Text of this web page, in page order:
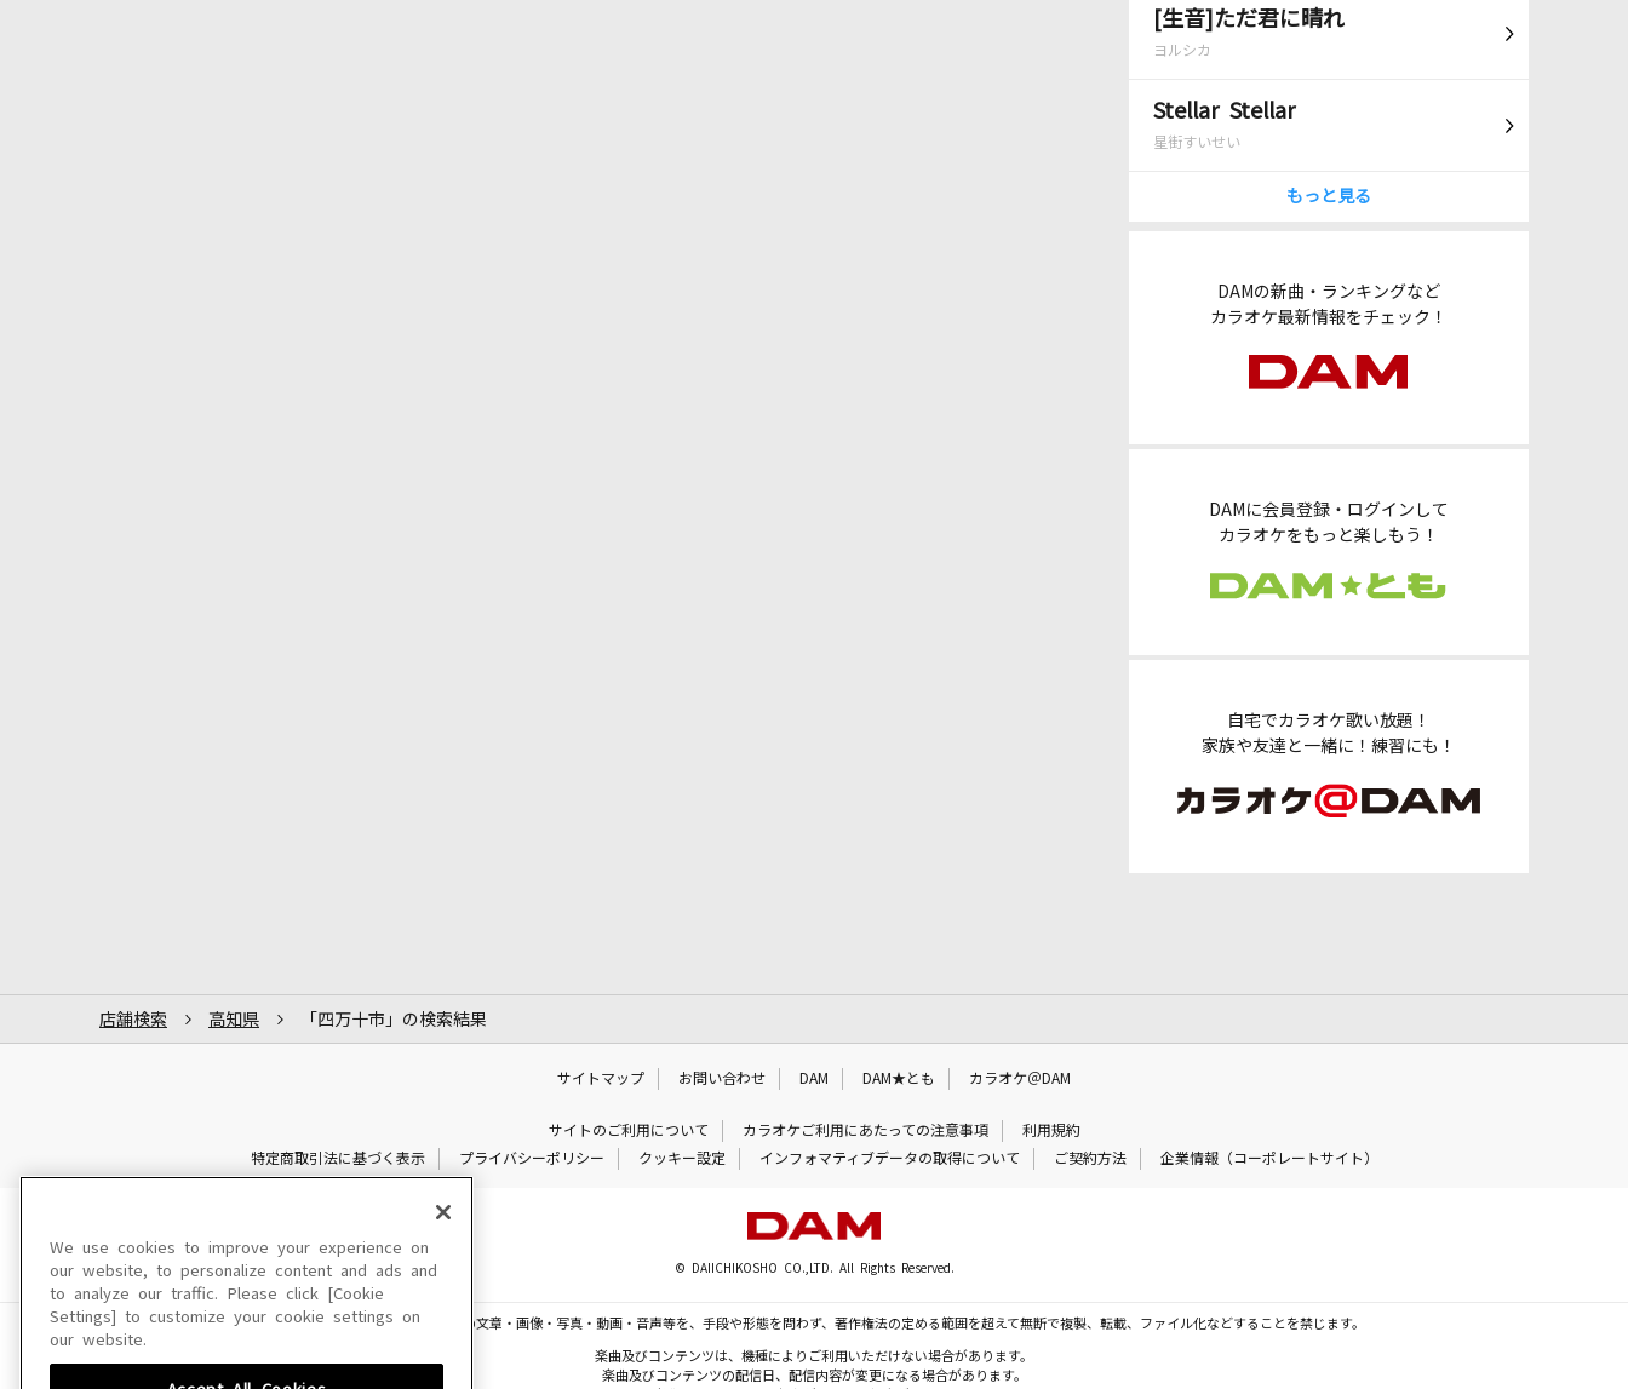
[生音]ただ君に晴れ
ヨルシカ
Stellar Stellar
星街すいせい
もっと見る
DAMの新曲・ランキングなど
カラオケ最新情報をチェック！
DAMに会員登録・ログインして
カラオケをもっと楽しもう！
自宅でカラオケ歌い放題！
家族や友達と一緒に！練習にも！
店舗検索 高知県 「四万十市」の検索結果
サイトマップ お問い合わせ DAM DAM★とも カラオケ＠DAM
サイトのご利用について カラオケご利用にあたっての注意事項
利用規約
特定商取引法に基づく表示
プライバシーポリシー クッキー設定 インフォマティブデータの取得について ご契約方法 企業情報（コーポレートサイト）
© DAIICHIKOSHO CO.,LTD. All Rights Reserved.
このサイトに掲載されている一切の文章・画像・写真・動画・音声等を、手段や形態を問わず、著作権法の定める範囲を超えて無断で複製、転載、ファイル化などすることを禁じます。
楽曲及びコンテンツは、機種によりご利用いただけない場合があります。
楽曲及びコンテンツの配信日、配信内容が変更になる場合があります。
We use cookies to improve your experience on
our website, to personalize content and ads and
to analyze our traffic. Please click [Cookie
Settings] to customize your cookie settings on
our website.